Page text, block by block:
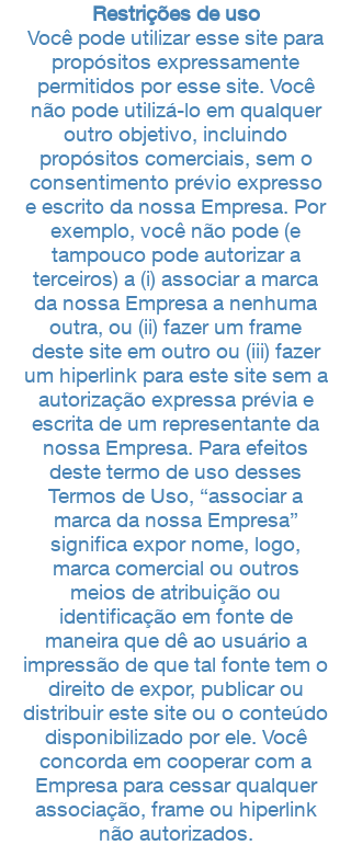
Restrições de uso
Você pode utilizar esse site para
propósitos expressamente
permitidos por esse site. Você
não pode utilizá-lo em qualquer
outro objetivo, incluindo
propósitos comerciais, sem o
consentimento prévio expresso
e escrito da nossa Empresa. Por
exemplo, você não pode (e
tampouco pode autorizar a
terceiros) a (i) associar a marca
da nossa Empresa a nenhuma
outra, ou (ii) fazer um frame
deste site em outro ou (iii) fazer
um hiperlink para este site sem a
autorização expressa prévia e
escrita de um representante da
nossa Empresa. Para efeitos
deste termo de uso desses
Termos de Uso, “associar a
marca da nossa Empresa”
significa expor nome, logo,
marca comercial ou outros
meios de atribuição ou
identificação em fonte de
maneira que dê ao usuário a
impressão de que tal fonte tem o
direito de expor, publicar ou
distribuir este site ou o conteúdo
disponibilizado por ele. Você
concorda em cooperar com a
Empresa para cessar qualquer
associação, frame ou hiperlink
não autorizados.